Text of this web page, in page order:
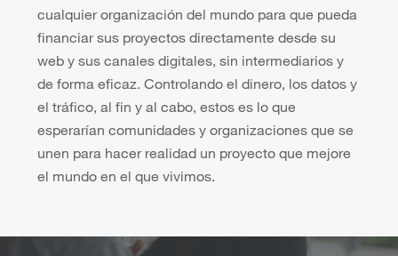
cualquier organización del mundo para que pueda
financiar sus proyectos directamente desde su
web y sus canales digitales, sin intermediarios y
de forma eficaz. Controlando el dinero, los datos y
el tráfico, al fin y al cabo, estos es lo que
esperarían comunidades y organizaciones que se
unen para hacer realidad un proyecto que mejore
el mundo en el que vivimos.